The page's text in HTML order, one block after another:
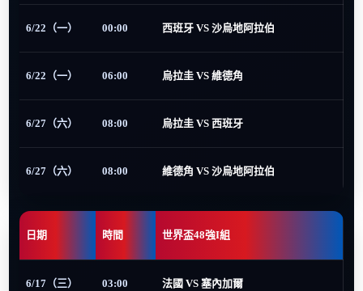
6/22（一） 00:00 西班牙 VS 沙烏地阿拉伯
6/22（一） 06:00 烏拉圭 VS 維德角
6/27（六） 08:00 烏拉圭 VS 西班牙
6/27（六） 08:00 維德角 VS 沙烏地阿拉伯
日期 時間 世界盃48強I組
6/17（三） 03:00 法國 VS 塞內加爾